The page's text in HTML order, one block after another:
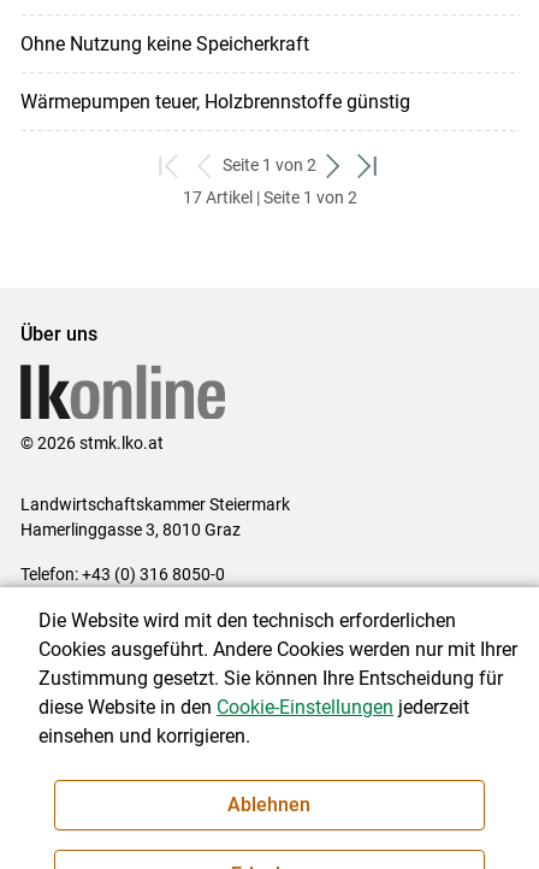
Ohne Nutzung keine Speicherkraft
Wärmepumpen teuer, Holzbrennstoffe günstig
zum
ersten
zurück
zum
Seite 1 von 2
weiter
zum
zum
17 Artikel | Seite 1 von 2
Über uns
© 2026 stmk.lko.at
Landwirtschaftskammer Steiermark
Hamerlinggasse 3, 8010 Graz
Telefon: +43 (0) 316 8050-0
Impressum|Kontakt|Datenschutzerklärung|Barrierefreiheit|
Cookie-Einstellungen
NEWSLETTER
Die Website wird mit den technisch erforderlichen
Cookies ausgeführt. Andere Cookies werden nur mit Ihrer
Zustimmung gesetzt. Sie können Ihre Entscheidung für
diese Website in den Cookie-Einstellungen jederzeit
einsehen und korrigieren.
Ablehnen